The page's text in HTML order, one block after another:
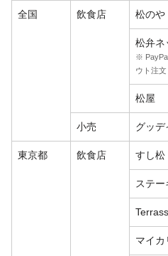
全国 飲食店 松のや
松弁ネ
※
ウト注文
松屋
小売 グッデ
東京都 飲食店 すし松
ステ
マイカ